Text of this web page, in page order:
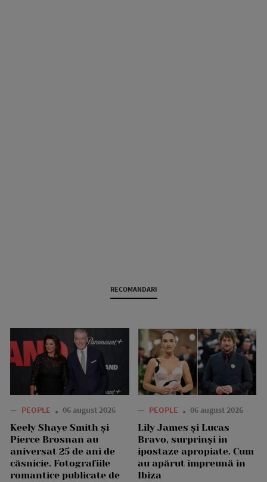
RECOMANDARI
— PEOPLE 06 august 2026
Keely Shaye Smith și
Pierce Brosnan au
aniversat 25 de ani de
căsnicie. Fotografiile
romantice publicate de
— PEOPLE 06 august 2026
Lily James și Lucas
Bravo, surprinși în
ipostaze apropiate. Cum
au apărut împreună în
Ibiza